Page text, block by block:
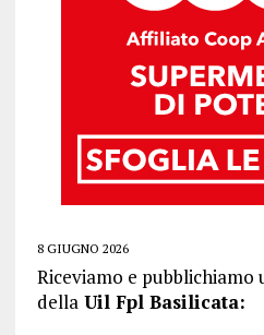
8 GIUGNO 2026
Riceviamo e
dellaUil Fpl Basilicata: